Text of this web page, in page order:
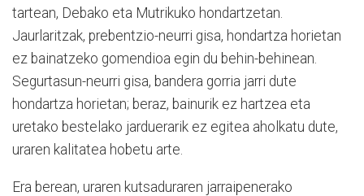
tartean, Debako eta Mutrikuko hondartzetan.
Jaurlaritzak, prebentzio-neurri gisa, hondartza horietan
ez bainatzeko gomendioa egin du behin-behinean.
Segurtasun-neurri gisa, bandera gorria jarri dute
hondartza horietan; beraz, bainurik ez hartzea eta
uretako bestelako jarduerarik ez egitea aholkatu dute,
uraren kalitatea hobetu arte.
Era berean, uraren kutsaduraren jarraipenerako